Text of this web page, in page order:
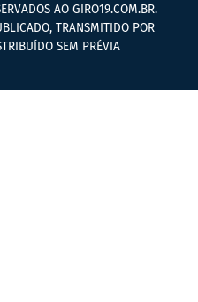
AO GIRO19.COM.BR.
TRANSMITIDO POR
SEM PRÉVIA